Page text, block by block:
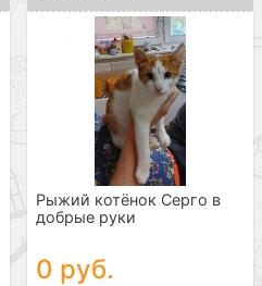
Рыжий котёнок Серго в
добрые руки
0 руб.